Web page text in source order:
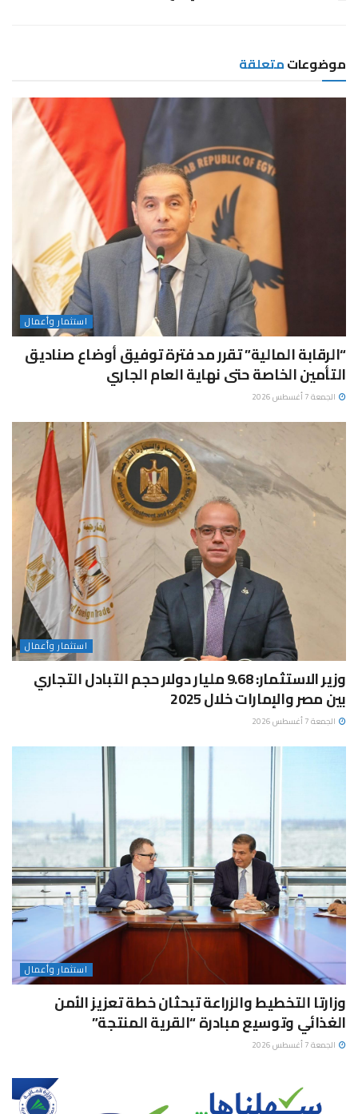
موضوعاتمتعلقة
استثمار وأعمال
“الرقابة المالية” تقرر مد فترة توفيق أوضاع صناديق
التأمين الخاصة حتى نهاية العام الجاري
الجمعة 7 أغسطس 2026
استثمار وأعمال
وزير الاستثمار: 9.68 مليار دولار حجم التبادل التجاري
بين مصر والإمارات خلال 2025
الجمعة 7 أغسطس 2026
استثمار وأعمال
وزارتا التخطيط والزراعة تبحثان خطة تعزيز الأمن
الغذائي وتوسيع مبادرة “القرية المنتجة”
الجمعة 7 أغسطس 2026